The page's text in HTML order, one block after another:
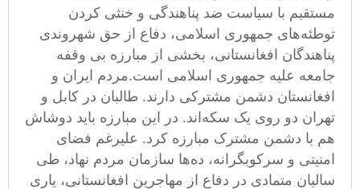
مستقیم با سیاست ضد پناهندگی و خنثی کردن
توطئه‌های جمهوری اسلامی، دفاع از حق شهروندی
پناهندگان افغانستانی، بخشی از مبارزه بی وقفه
جامعه علیه جمهوری اسلامی است.مردم ایران و
افغانستان دشمن مشترکی دارند. طالبان در کابل و
تهران دو روی یک سکه‌اند. در این مبارزه باید دوشاش
هم با دشمن مشترک مبارزه کرد. علیرغم فضای
امنیتی و سرکوبگرانه، ده‌ها سازمان مردم نهاد، طی
سالیان متمادی در دفاع از مهاجرین افغانستانی، یاری